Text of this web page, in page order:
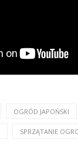
OGRÓD JAPOŃSKI
SPRZĄTANIE